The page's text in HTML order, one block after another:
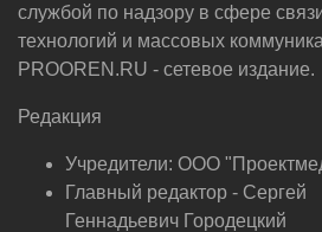
службой по надзору в сфере
технологий и массовых
PROOREN.RU - сетевое издание.
Редакция
Учредители: ООО
Главный редактор - Сергей
Геннадьевич Городецкий